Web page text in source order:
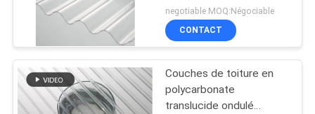
transmission lumineuse
pour serre
negotiable MOQ:Négociable
CONTACT
Couches de toiture en
polycarbonate
translucide ondulé